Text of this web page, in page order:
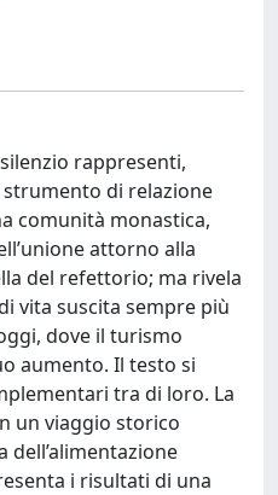
rappresenti,
di relazione
comunità monastica,
attorno alla
del refettorio; ma rivela
vita suscita sempre più
dove il turismo
aumento. Il testo si
tra di loro. La
un viaggio storico
dell’alimentazione
i risultati di una